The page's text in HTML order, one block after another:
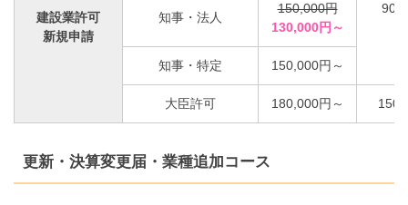
建設業許可
新規申請
知事・法人
150,000円
130,000円～
知事・特定 150,000円～
大臣許可 180,000円～
更新・決算変更届・業種追加コース